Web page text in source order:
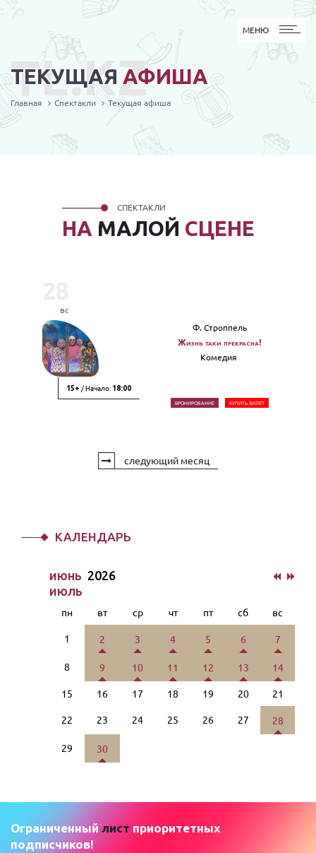
МЕНЮ
МЕНЮ
ТЕКУЩАЯ АФИША
TL.KZ
Главная Спектакли Текущая афиша
НА МАЛОЙ СЦЕНЕ
СПЕКТАКЛИ
вс
15+ / Начало: 18:00
Ф. Строппель
Жизнь таки прекрасна!
Комедия
БРОНИРОВАНИЕ КУПИТЬ БИЛЕТ
следующий месяц
КАЛЕНДАРЬ
июнь 2026
июль
пн вт ср чт пт сб вс
1 2 3 4 5 6 7
8 9 10 11 12 13 14
15 16 17 18 19 20 21
22 23 24 25 26 27 28
29 30
Ограниченный лист приоритетных
подписчиков!